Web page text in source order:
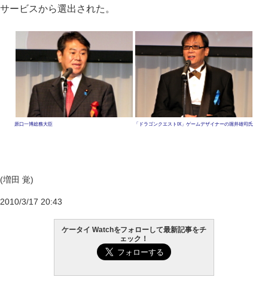
サービスから選出された。
原口一博総務大臣 「ドラゴンクエストIX」ゲームデザイナーの堀井雄司氏
(増田 覚)
2010/3/17 20:43
ケータイ Watchをフォローして最新記事をチ
ェック！